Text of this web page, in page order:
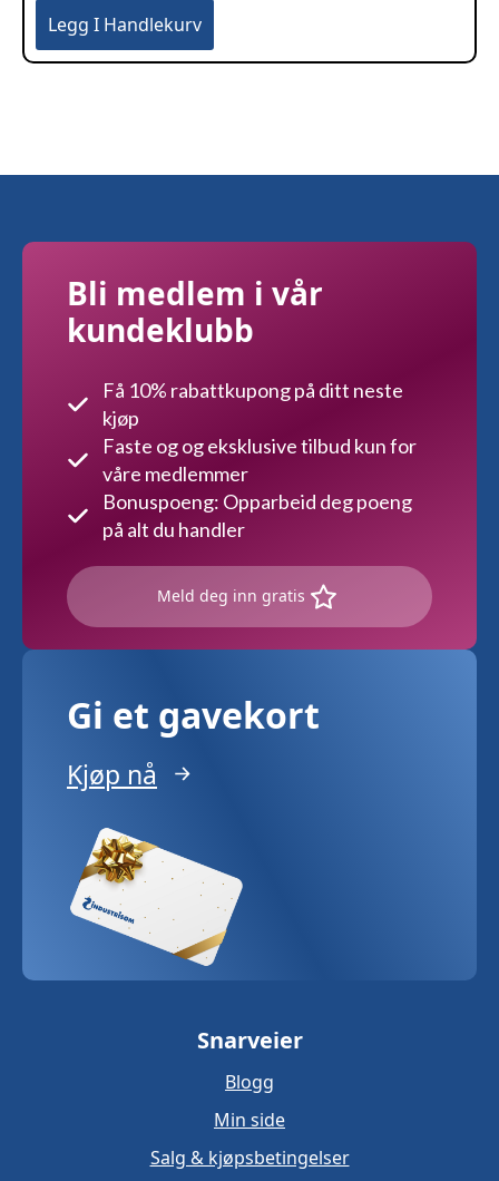
Legg I Handlekurv
Bli medlem i vår
kundeklubb
Få 10% rabattkupong på ditt neste
kjøp
Faste og og eksklusive tilbud kun for
våre medlemmer
Bonuspoeng: Opparbeid deg poeng
på alt du handler
Meld deg inn gratis
Gi et gavekort
Kjøp nå
Snarveier
Blogg
Min side
Salg & kjøpsbetingelser